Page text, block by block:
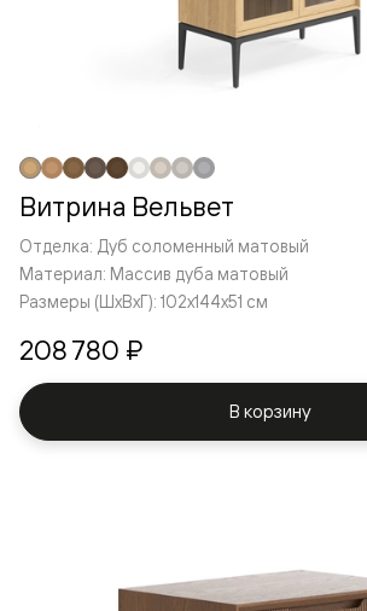
Витрина Вельвет
Отделка: Дуб соломенный матовый
Материал: Массив дуба матовый
Размеры (ШxВxГ): 102x144x51 см
208 780 ₽
В корзину